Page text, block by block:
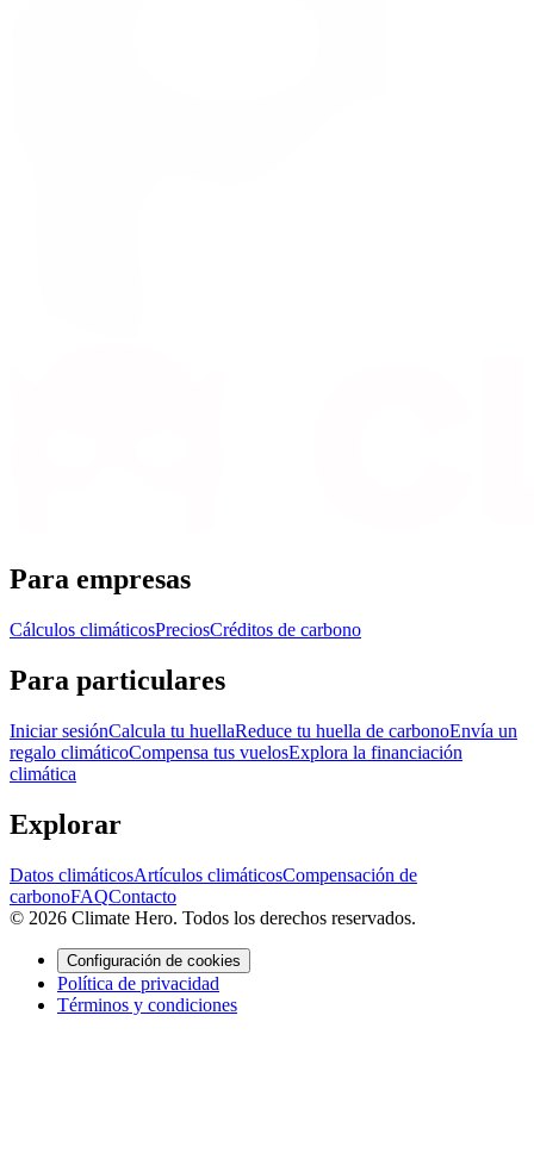
Para empresas
Cálculos climáticosPreciosCréditos de carbono
Para particulares
Iniciar sesiónCalcula tu huellaReduce tu huella de carbonoEnvía un
regalo climáticoCompensa tus vuelosExplora la financiación
climática
Explorar
Datos climáticosArtículos climáticosCompensación de
carbonoFAQContacto
© 2026 Climate Hero. Todos los derechos reservados.
Configuración de cookies
Política de privacidad
Términos y condiciones